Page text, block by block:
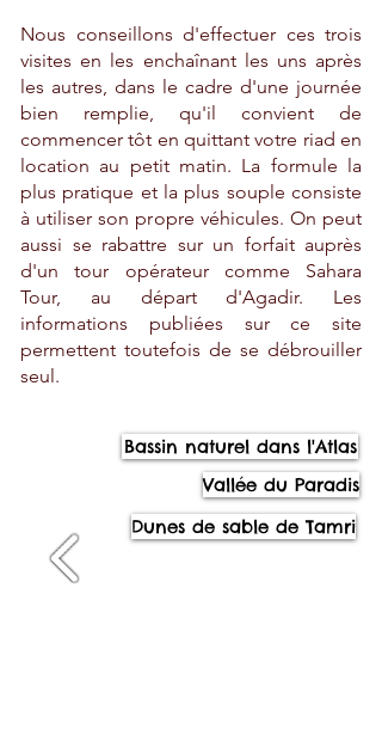
Nous conseillons d'effectuer ces trois
visites en les enchaînant les uns après
les autres, dans le cadre d'une journée
bien remplie, qu'il convient de
commencer tôt en quittant votre riad en
location au petit matin. La formule la
plus pratique et la plus souple consiste
à utiliser son propre véhicules. On peut
aussi se rabattre sur un forfait auprès
d'un tour opérateur comme Sahara
Tour, au départ d'Agadir. Les
informations publiées sur ce site
permettent toutefois de se débrouiller
seul.
Bassin naturel dans l'Atlas
Vallée du Paradis
Dunes de sable de Tamri